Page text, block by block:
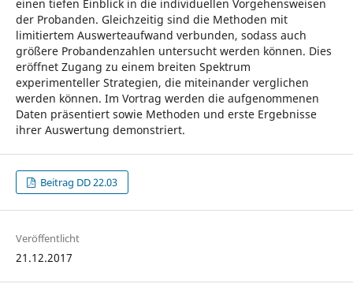
einen tiefen Einblick in die individuellen Vorgehensweisen
der Probanden. Gleichzeitig sind die Methoden mit
limitiertem Auswerteaufwand verbunden, sodass auch
größere Probandenzahlen untersucht werden können. Dies
eröffnet Zugang zu einem breiten Spektrum
experimenteller Strategien, die miteinander verglichen
werden können. Im Vortrag werden die aufgenommenen
Daten präsentiert sowie Methoden und erste Ergebnisse
ihrer Auswertung demonstriert.
Beitrag DD 22.03
Veröffentlicht
21.12.2017